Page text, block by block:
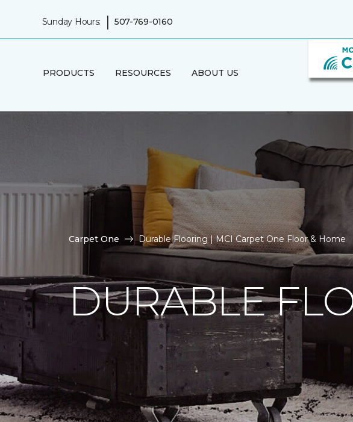
Sunday Hours: | 507-769-0160
PRODUCTS RESOURCES ABOUT US
Carpet One Durable Flooring | MCI Carpet One Floor & Home
DURABLE